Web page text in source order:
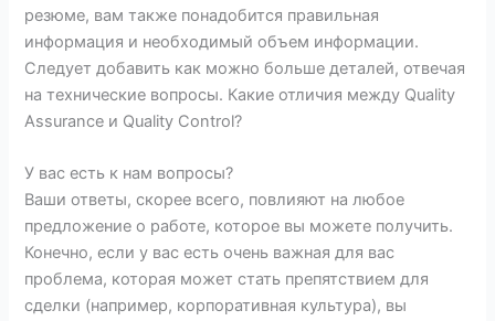
резюме, вам также понадобится правильная
информация и необходимый объем информации.
Следует добавить как можно больше деталей, отвечая
на технические вопросы. Какие отличия между Quality
Assurance и Quality Control?
У вас есть к нам вопросы?
Ваши ответы, скорее всего, повлияют на любое
предложение о работе, которое вы можете получить.
Конечно, если у вас есть очень важная для вас
проблема, которая может стать препятствием для
сделки (например, корпоративная культура), вы